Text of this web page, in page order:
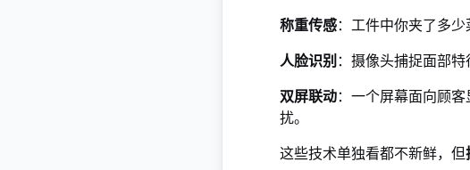
称重传感：工件中你夹了多
人脸识别 ：摄像头捕捉面部
双屏联动：一个屏幕面向顾
扰。
这些技术单独看都不新鲜，但